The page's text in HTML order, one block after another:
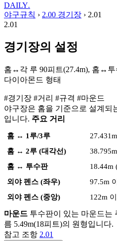
DAILY.
야구규칙 › 2.00 경기장 › 2.01
2.01
경기장의 설정
홈↔각 루 90피트(27.4m), 홈↔투
다이아몬드 형태
#경기장 #거리 #규격 #마운드
야구장은 홈을 기준으로 설계되
입니다. 주요 거리
홈 ↔ 1루/3루
홈 ↔ 2루 (대각선)
홈 ↔ 투수판
18.44m
외야 펜스 (좌우)
97.5m
외야 펜스 (중앙)
122m
마운드 투수판이 있는 마운드는
름 5.49m(18피트)의 원형입니다.
참고 조항 2.01